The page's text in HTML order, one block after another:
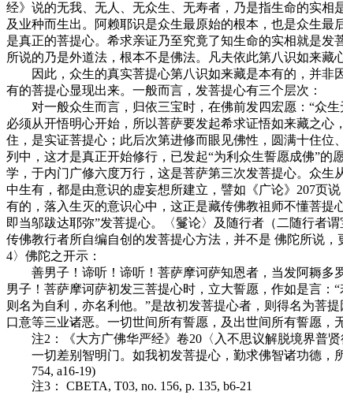
经》说的无我、无人、无众生、无寿者，乃是指生命的实
及业种而生出。阿赖耶识是众生最原始的根本，也是众生
是真正的菩提心。希求亲证乃至究竟了知生命的实相就是发
所说的乃是外道法，根本不是佛法。凡夫依此第八识如来藏
因此，众生的真实菩提心第八识如来藏是本有的，并非
有的菩提心显现出来。一般而言，发菩提心有三个层次：
对一般众生而言，归依三宝时，在佛前发四宏愿：“众生
必须从开悟明心开始，所以菩萨要发起希求证悟如来藏之
住，是实证菩提心；此后次第进修而眼见佛性，圆满十住
列中，这才是真正开始修行，已发起“为利众生誓愿成佛”
学，于内门广修六度万行，这是菩萨第三次发菩提心。众
中生有，都是由意识的虚妄想所建立，譬如《广论》207页
有的，落入生灭的意识心中，这正是藏传佛教祖师不懂菩提
即当邬跋达耶弥”发菩提心。〈鬘论〉及随行者（二随行者
传佛教行者所自编自创的发菩提心方法，并不是 佛陀所说
4〉佛陀之开示：
善男子！谛听！谛听！菩萨摩诃萨知恩者，当发阿耨多
男子！菩萨摩诃萨初发三菩提心时，立大誓愿，作如是言
则名为自利，亦名利他。”是故初发菩提心者，则得名为菩
口意等三业诸恶。一切世间所有誓愿，及出世间所有誓愿
注2：《大方广佛华严经》卷20〈入不思议解脱境界普贤
一切差别智明门。如我初发菩提心，勤求佛智诸功德，所
754, a16-19)
注3： CBETA, T03, no. 156, p. 135, b6-21